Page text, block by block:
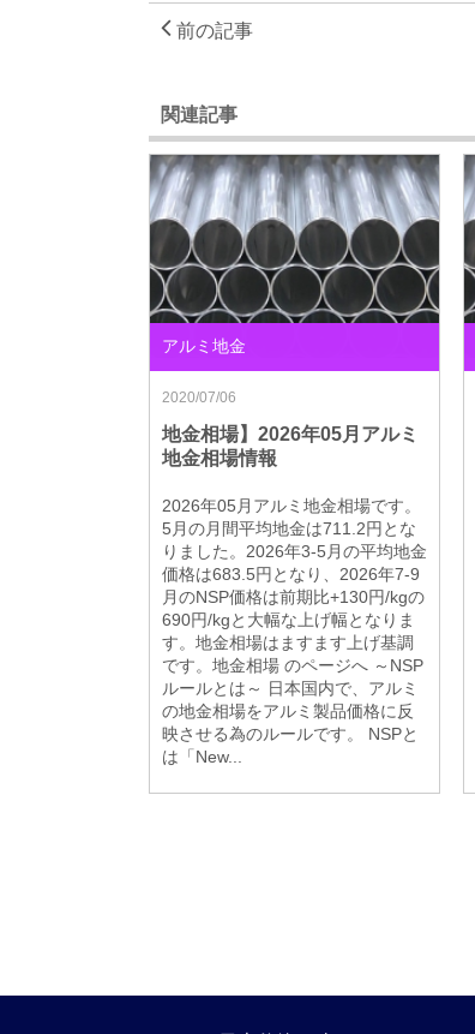
前の記事
関連記事
アルミ地金
2020/07/06
地金相場】2026年05月アルミ
地金相場情報
2026年05月アルミ地金相場です。
5月の月間平均地金は711.2円とな
りました。2026年3-5月の平均地金
価格は683.5円となり、2026年7-9
月のNSP価格は前期比+130円/kgの
690円/kgと大幅な上げ幅となりま
す。地金相場はますます上げ基調
です。地金相場 のページへ ～NSP
ルールとは～ 日本国内で、アルミ
の地金相場をアルミ製品価格に反
映させる為のルールです。 NSPと
は「New...